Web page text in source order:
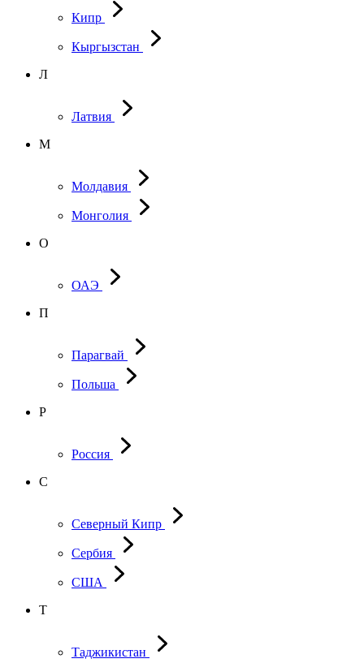
Кипр
Кыргызстан
Л
Латвия
М
Молдавия
Монголия
О
ОАЭ
П
Парагвай
Польша
Р
Россия
С
Северный Кипр
Сербия
США
Т
Таджикистан